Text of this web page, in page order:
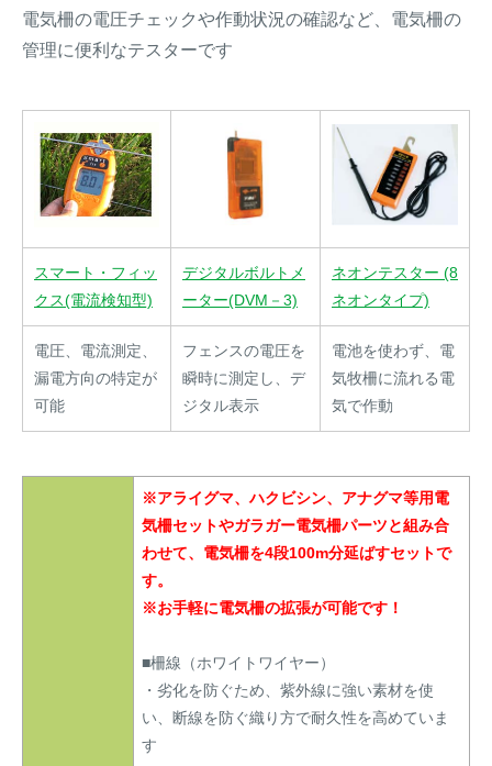
電気柵の電圧チェックや作動状況の確認など、電気柵の
管理に便利なテスターです
スマート・フィッ
クス(電流検知型)
デジタルボルトメ
ーター(DVM－3)
ネオンテスター (8
ネオンタイプ)
電圧、電流測定、
漏電方向の特定が
可能
フェンスの電圧を
瞬時に測定し、デ
ジタル表示
電池を使わず、電
気牧柵に流れる電
気で作動
※アライグマ、ハクビシン、アナグマ等用電
気柵セットやガラガー電気柵パーツと組み合
わせて、電気柵を4段100m分延ばすセットで
す。
※お手軽に電気柵の拡張が可能です！
■柵線（ホワイトワイヤー）
・劣化を防ぐため、紫外線に強い素材を使
い、断線を防ぐ織り方で耐久性を高めていま
す